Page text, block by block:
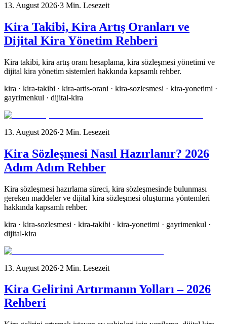
13. August 2026·3 Min. Lesezeit
Kira Takibi, Kira Artış Oranları ve
Dijital Kira Yönetim Rehberi
Kira takibi, kira artış oranı hesaplama, kira sözleşmesi yönetimi ve
dijital kira yönetim sistemleri hakkında kapsamlı rehber.
kira · kira-takibi · kira-artis-orani · kira-sozlesmesi · kira-yonetimi ·
gayrimenkul · dijital-kira
13. August 2026·2 Min. Lesezeit
Kira Sözleşmesi Nasıl Hazırlanır? 2026
Adım Adım Rehber
Kira sözleşmesi hazırlama süreci, kira sözleşmesinde bulunması
gereken maddeler ve dijital kira sözleşmesi oluşturma yöntemleri
hakkında kapsamlı rehber.
kira · kira-sozlesmesi · kira-takibi · kira-yonetimi · gayrimenkul ·
dijital-kira
13. August 2026·2 Min. Lesezeit
Kira Gelirini Artırmanın Yolları – 2026
Rehberi